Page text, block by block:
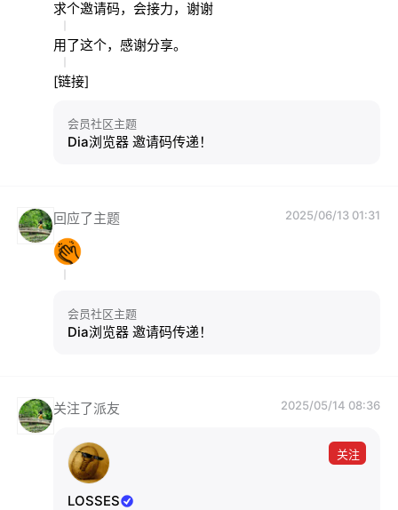
求个邀请码，会接力，谢谢
用了这个，感谢分享。
[链接]
会员社区主题
Dia浏览器 邀请码传递！
回应了主题 2025/06/13 01:31
会员社区主题
Dia浏览器 邀请码传递！
关注了派友 2025/05/14 08:36
关注
LOSSES